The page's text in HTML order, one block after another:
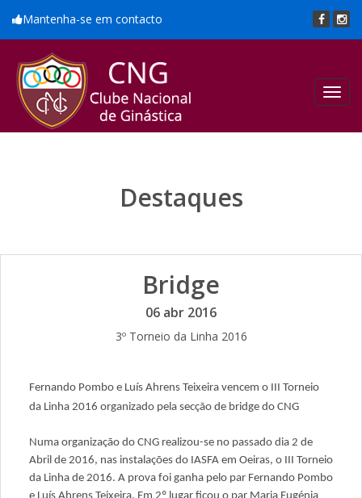
Mantenha-se em contacto
Destaques
Bridge
06 abr 2016
3º Torneio da Linha 2016
Fernando Pombo e Luís Ahrens Teixeira vencem o III Torneio
da Linha 2016 organizado pela secção de bridge do CNG
Numa organização do CNG realizou-se no passado dia 2 de
Abril de 2016, nas instalações do IASFA em Oeiras, o III Torneio
da Linha de 2016. A prova foi ganha pelo par Fernando Pombo